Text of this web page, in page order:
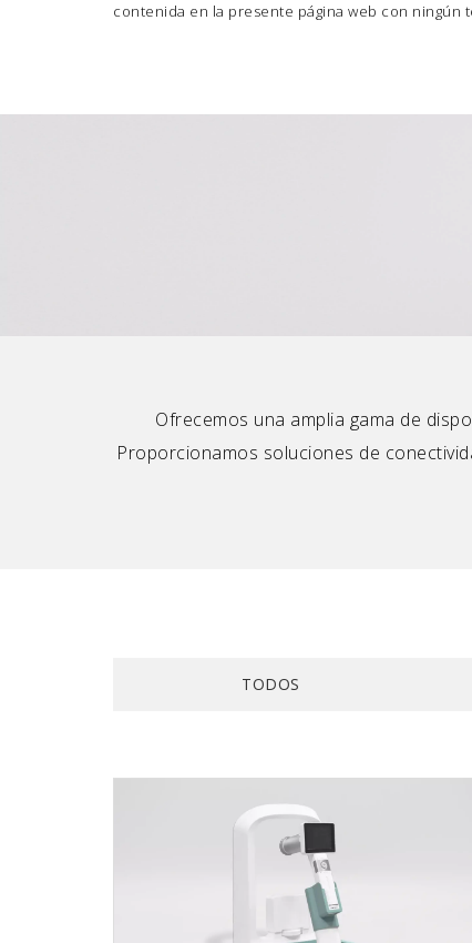
contenida en la presente página web con
Ofrecemos una amplia gama de
Proporcionamos soluciones de
TODOS